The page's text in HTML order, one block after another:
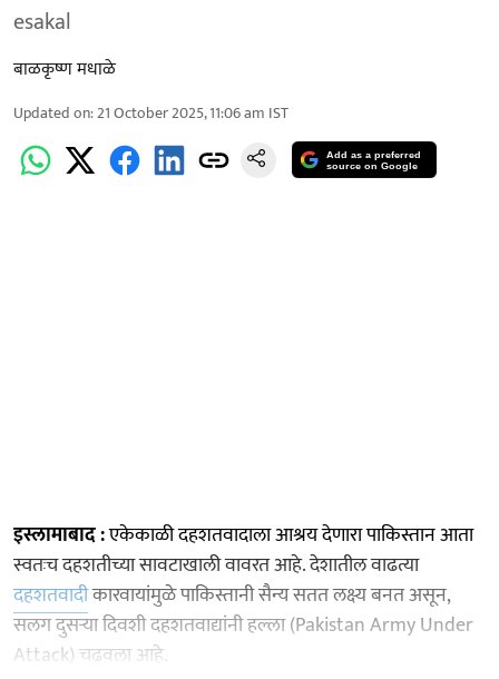
esakal
बाळकृष्ण मधाळे
Updated on:21 October 2025, 11:06 am IST
Add as a preferred
source on Google
इस्लामाबाद :एकेकाळी दहशतवादाला आश्रय देणारा पाकिस्तान आता
स्वतःच दहशतीच्या सावटाखाली वावरत आहे. देशातील वाढत्या
दहशतवादीकारवायांमुळे पाकिस्तानी सैन्य सतत लक्ष्य बनत असून,
सलग दुसऱ्या दिवशी दहशतवाद्यांनी हल्ला (Pakistan Army Under
Attack) चढवला आहे.